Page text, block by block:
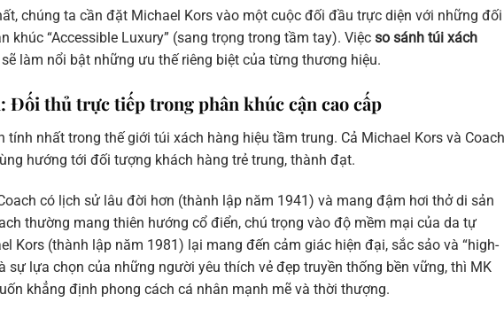
chúng ta cần đặt Michael Kors vào một cuộc đối đầu trực diện với những đối
khúc “Accessible Luxury” (sang trọng trong tầm tay). Việc so sánh túi xách
sẽ làm nổi bật những ưu thế riêng biệt của từng thương hiệu.
Đối thủ trực tiếp trong phân khúc cận cao cấp
nhất trong thế giới túi xách hàng hiệu tầm trung. Cả Michael Kors và Coach
hướng tới đối tượng khách hàng trẻ trung, thành đạt.
có lịch sử lâu đời hơn (thành lập năm 1941) và mang đậm hơi thở di sản
thường mang thiên hướng cổ điển, chú trọng vào độ mềm mại của da tự
Kors (thành lập năm 1981) lại mang đến cảm giác hiện đại, sắc sảo và “high-
sự lựa chọn của những người yêu thích vẻ đẹp truyền thống bền vững, thì MK
khẳng định phong cách cá nhân mạnh mẽ và thời thượng.